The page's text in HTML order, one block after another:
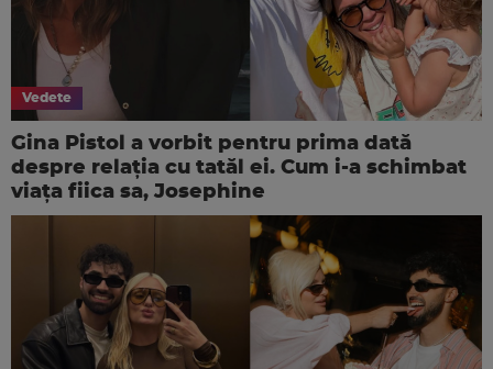
Vedete
Gina Pistol a vorbit pentru prima dată
despre relația cu tatăl ei. Cum i-a schimbat
viața fiica sa, Josephine